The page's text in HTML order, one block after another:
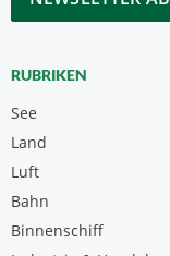
RUBRIKEN
See
Land
Luft
Bahn
Binnenschiff